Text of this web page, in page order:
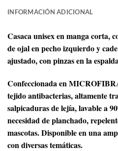
INFORMACIÓN ADICIONAL
Casaca unisex en manga corta,
de ojal en pecho izquierdo y
ajustado, con pinzas en la
Confeccionada en
tejido antibacterias, altamente
salpicaduras de lejía, lavable a
necesidad de planchado,
mascotas. Disponible en una
con diversas temáticas.